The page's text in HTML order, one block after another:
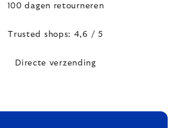
100 dagen retourneren
Trusted shops: 4,6 / 5
Directe verzending